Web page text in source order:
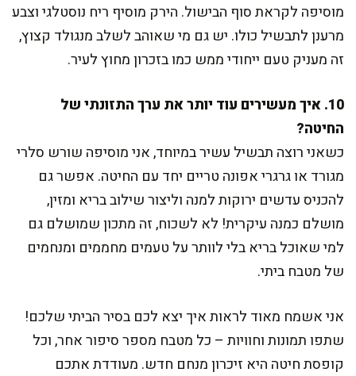
מוסיפה לקראת סוף הבישול. הירק מוסיף ריח נוסטלגי וצבע
מרענן לתבשיל כולו. יש גם מי שאוהב לשלב מנגולד קצוץ,
זה מעניק טעם ייחודי ממש כמו בזכרון מחוץ לעיר.
10. איך מעשירים עוד יותר את ערך התזונתי של
החיטה?
כשאני רוצה תבשיל עשיר במיוחד, אני מוסיפה שורש סלרי
מגורד או גרגרי אפונה טריים יחד עם החיטה. אפשר גם
להכניס עדשים ירוקות למנה וליצור שילוב בריא ומזין,
מושלם כמנה עיקרית! לא לשכוח, זה מתכון שמושלם גם
למי שאוכל בריא בלי לוותר על טעמים מחממים ומנחמים
של מטבח ביתי.
אני אשמח מאוד לראות איך יצא לכם בסיר הביתי שלכם!
שתפו תמונות וחוויות – כל מטבח מספר סיפור אחר, וכל
קופסת חיטה היא זיכרון מנחם חדש. מעודדת אתכם